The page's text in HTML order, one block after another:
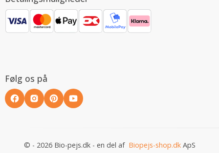
Følg os på
© - 2026 Bio-pejs.dk - en del af Biopejs-shop.dkApS